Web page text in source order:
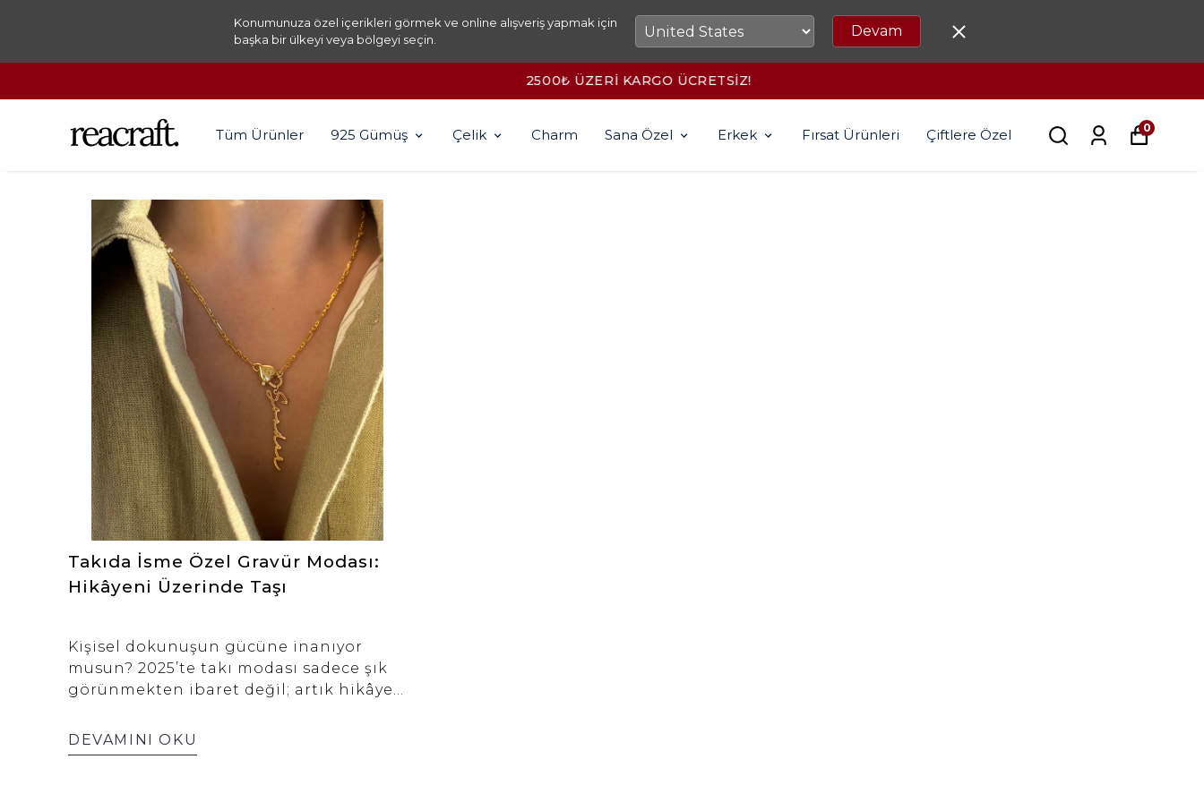
Konumunuza özel içerikleri görmek ve online alışveriş yapmak için
başka bir ülkeyi veya bölgeyi seçin.
Devam
2500₺ ÜZERİ KARGO ÜCRETSİZ!
Tüm Ürünler 925 Gümüş Çelik Charm Sana Özel Erkek Fırsat Ürünleri Çiftlere Özel 0
Takıda İsme Özel Gravür Modası:
Hikâyeni Üzerinde Taşı
Kişisel dokunuşun gücüne inanıyor
musun? 2025’te takı modası sadece şık
görünmekten ibaret değil; artık hikâye
özel gravürlü takılar, stilinize anlam
katan zarif bir ifade şekli haline geldi.
DEVAMINI OKU